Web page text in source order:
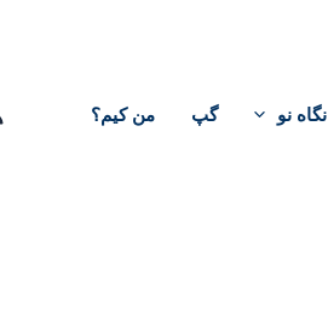
نگاه نو گپ من کیم؟